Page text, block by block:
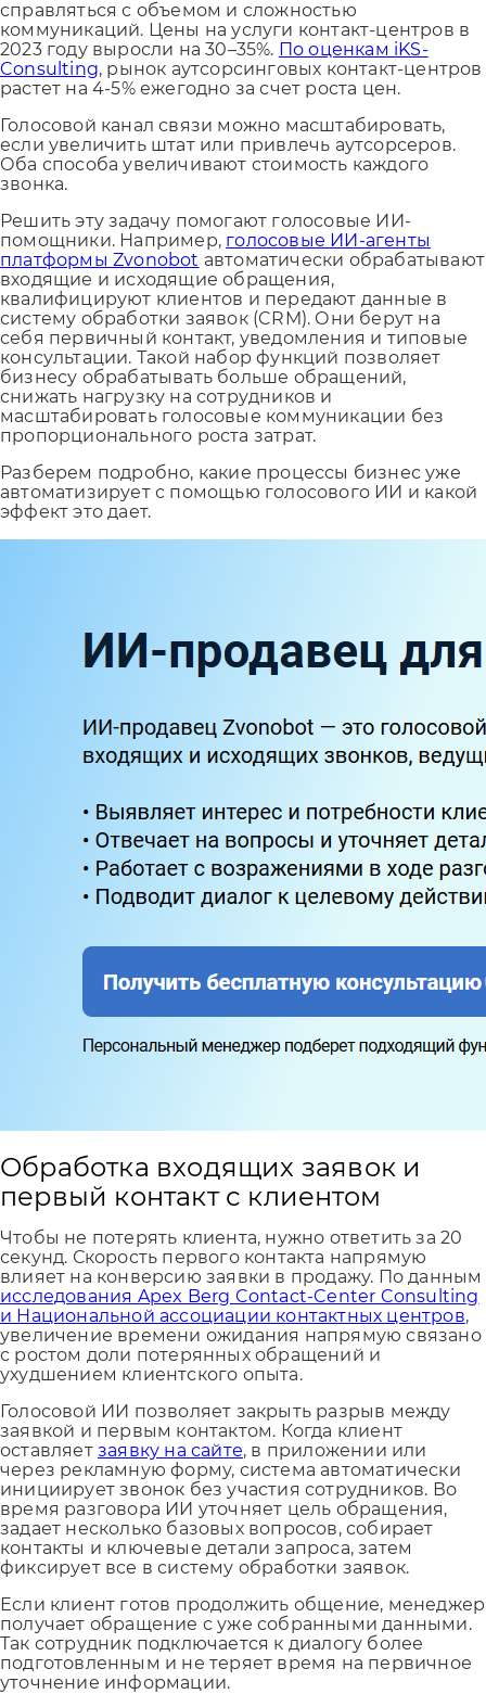
справляться с объемом и сложностью
коммуникаций. Цены на услуги контакт-центров в
2023 году выросли на 30–35%. По оценкам iKS-
Consulting, рынок аутсорсинговых контакт-центров
растет на 4-5% ежегодно за счет роста цен.
Голосовой канал связи можно масштабировать,
если увеличить штат или привлечь аутсорсеров.
Оба способа увеличивают стоимость каждого
звонка.
Решить эту задачу помогают голосовые ИИ-
помощники. Например, голосовые ИИ-агенты
платформы Zvonobot автоматически обрабатывают
входящие и исходящие обращения,
квалифицируют клиентов и передают данные в
систему обработки заявок (CRM). Они берут на
себя первичный контакт, уведомления и типовые
консультации. Такой набор функций позволяет
бизнесу обрабатывать больше обращений,
снижать нагрузку на сотрудников и
масштабировать голосовые коммуникации без
пропорционального роста затрат.
Разберем подробно, какие процессы бизнес уже
автоматизирует с помощью голосового ИИ и какой
эффект это дает.
Обработка входящих заявок и
первый контакт с клиентом
Чтобы не потерять клиента, нужно ответить за 20
секунд. Скорость первого контакта напрямую
влияет на конверсию заявки в продажу. По данным
исследования Apex Berg Contact-Center Consulting
и Национальной ассоциации контактных центров,
увеличение времени ожидания напрямую связано
с ростом доли потерянных обращений и
ухудшением клиентского опыта.
Голосовой ИИ позволяет закрыть разрыв между
заявкой и первым контактом. Когда клиент
оставляет заявку на сайте, в приложении или
через рекламную форму, система автоматически
инициирует звонок без участия сотрудников. Во
время разговора ИИ уточняет цель обращения,
задает несколько базовых вопросов, собирает
контакты и ключевые детали запроса, затем
фиксирует все в систему обработки заявок.
Если клиент готов продолжить общение, менеджер
получает обращение с уже собранными данными.
Так сотрудник подключается к диалогу более
подготовленным и не теряет время на первичное
уточнение информации.